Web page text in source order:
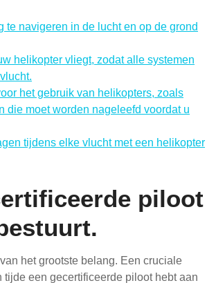
navigeren in de lucht en op de grond
helikopter vliegt, zodat alle systemen
het gebruik van helikopters, zoals
die moet worden nageleefd voordat u
tijdens elke vlucht met een helikopter
piloot
het grootste belang. Een cruciale
een gecertificeerde piloot hebt aan